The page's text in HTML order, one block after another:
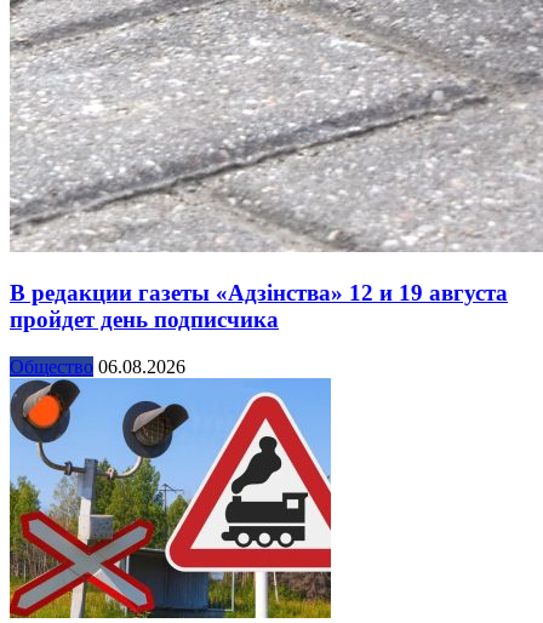
В редакции газеты «Адзінства» 12 и 19 августа
пройдет день подписчика
Общество 06.08.2026